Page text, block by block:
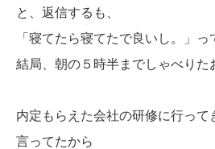
と、返信するも、
「寝てたら寝てたで良いし。」っ
結局、朝の５時半までしゃべりた
内定もらえた会社の研修に行って
言ってたから